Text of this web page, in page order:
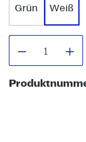
Grün Weiß
Produkt